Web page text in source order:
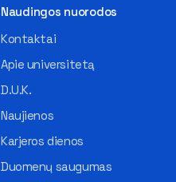
Naudingos nuorodos
Kontaktai
Apie universitetą
D.U.K.
Naujienos
Karjeros dienos
Duomenų saugumas